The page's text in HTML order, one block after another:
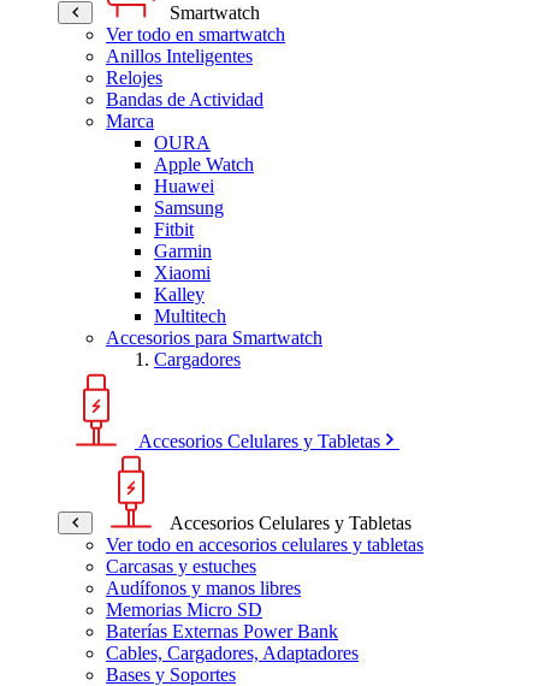
Smartwatch
Ver todo en smartwatch
Anillos Inteligentes
Relojes
Bandas de Actividad
Marca
OURA
Apple Watch
Huawei
Samsung
Fitbit
Garmin
Xiaomi
Kalley
Multitech
Accesorios para Smartwatch
Cargadores
Accesorios Celulares y Tabletas
Accesorios Celulares y Tabletas
Ver todo en accesorios celulares y tabletas
Carcasas y estuches
Audífonos y manos libres
Memorias Micro SD
Baterías Externas Power Bank
Cables, Cargadores, Adaptadores
Bases y Soportes